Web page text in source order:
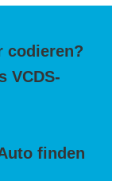
codieren?
VCDS-
finden